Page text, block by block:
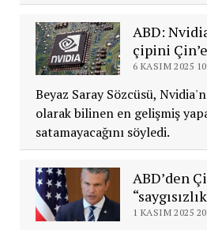
ABD:
çipini
6 KASIM 2025
Beyaz Saray Sözcüsü,
olarak bilinen en gelişmiş
satamayacağını söyledi.
ABD’den
1 KASIM 2025